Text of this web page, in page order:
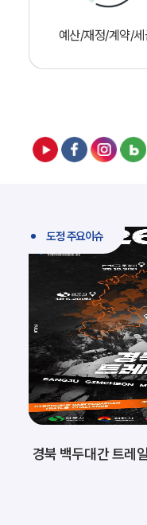
예산/재정/계약/세
도정 주요이슈
경북 백두대간 트레